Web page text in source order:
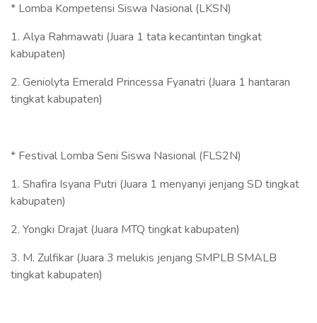
* Lomba Kompetensi Siswa Nasional (LKSN)
1. Alya Rahmawati (Juara 1 tata kecantintan tingkat
kabupaten)
2. Geniolyta Emerald Princessa Fyanatri (Juara 1 hantaran
tingkat kabupaten)
* Festival Lomba Seni Siswa Nasional (FLS2N)
1. Shafira Isyana Putri (Juara 1 menyanyi jenjang SD tingkat
kabupaten)
2. Yongki Drajat (Juara MTQ tingkat kabupaten)
3. M. Zulfikar (Juara 3 melukis jenjang SMPLB SMALB
tingkat kabupaten)